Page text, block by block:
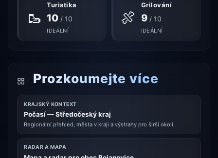
🥾
Turistika
10 / 10
IDEÁLNÍ
🍖
Grilování
9/ 10
IDEÁLNÍ
Prozkoumejte více
KRAJSKÝ KONTEXT
Počasí — Středočeský kraj
Regionální přehled, města v kraji a výstrahy pro širší okolí.
RADAR A MAPA